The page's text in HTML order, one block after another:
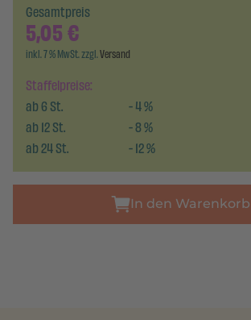
Staffelpreise:
ab6St. -4%
ab12St. -8%
ab24St. -12%
Gesamtpreis
5,05€
inkl. 7 % MwSt. zzgl.Versand
In den Warenkorb